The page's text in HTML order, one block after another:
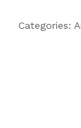
Categories: